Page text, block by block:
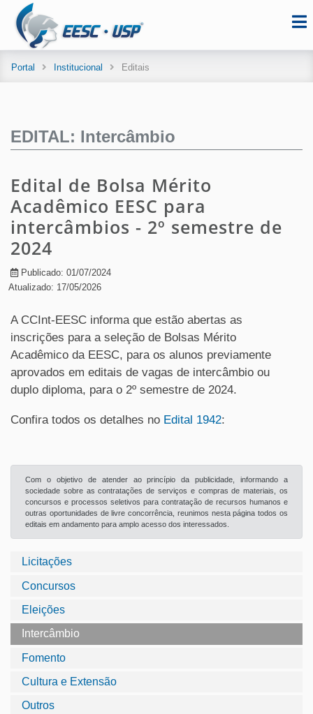
Portal Institucional Editais
Licitações
Concursos
Eleições
Intercâmbio
Fomento
Cultura e Extensão
Outros
EDITAL: Intercâmbio
Edital de Bolsa Mérito
Acadêmico EESC para
intercâmbios - 2º semestre de
2024
Publicado: 01/07/2024
Atualizado: 17/05/2026
A CCInt-EESC informa que estão abertas as
inscrições para a seleção de Bolsas Mérito
Acadêmico da EESC, para os alunos previamente
aprovados em editais de vagas de intercâmbio ou
duplo diploma, para o 2º semestre de 2024.
Confira todos os detalhes no Edital 1942:
Com o objetivo de atender ao princípio da publicidade, informando a
sociedade sobre as contratações de serviços e compras de materiais, os
concursos e processos seletivos para contratação de recursos humanos e
outras oportunidades de livre concorrência, reunimos nesta página todos os
editais em andamento para amplo acesso dos interessados.